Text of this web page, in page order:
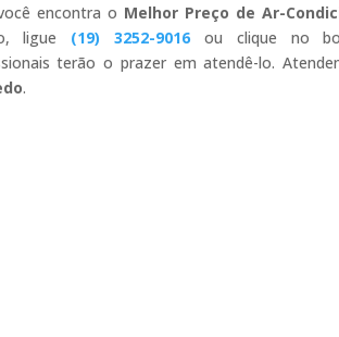
encontra o Melhor Preço de Ar-
ligue (19) 3252-9016 ou clique no
terão o prazer em atendê-lo.
.